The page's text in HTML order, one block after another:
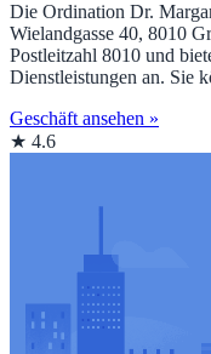
Die Ordination Dr.
Wielandgasse 40, 8010
Postleitzahl 8010 und
Dienstleistungen an. Sie
Geschäft ansehen »
★ 4.6